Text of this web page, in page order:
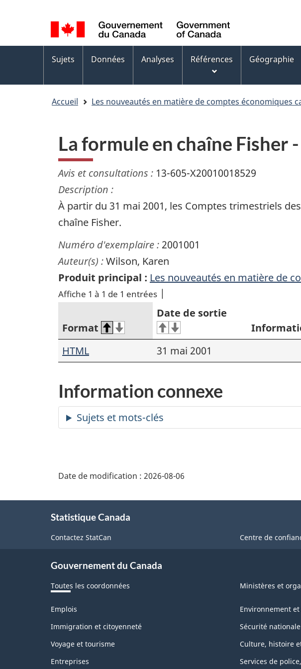
de
la
langue
Language
switcher
Menus
des
sujets
Sujets Données Analyses Références Géographie
Accueil Les nouveautés en matière de comptes économiques
La formule en chaîne Fisher
Avis et consultations : 13-605-X20010018529
Description :
À partir du 31 mai 2001, les Comptes trimestriels
chaîne Fisher.
Numéro d'exemplaire : 2001001
Auteur(s) :Wilson, Karen
Produit principal : Les nouveautés en matière de
Affiche 1 à 1 de 1 entrées
Format
Date de sortie
HTML
31 mai 2001
Information connexe
Date de modification : 2026-08-06
Statistique Canada
Contactez StatCan Centre de
Gouvernement du Canada
Toutes les coordonnées Ministères et
Thèmes
sujets
Emplois
Immigration et citoyenneté
Voyage et tourisme
Entreprises
Environnement
Sécurité
Culture, histoire
Services de